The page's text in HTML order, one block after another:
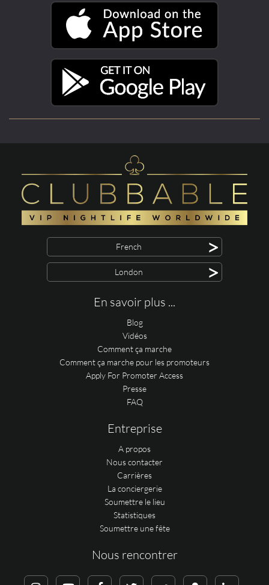
French >
London >
En savoir plus ...
Blog
Vidéos
Comment ça marche
Comment ça marche pour les promoteurs
Apply For Promoter Access
Presse
FAQ
Entreprise
A propos
Nous contacter
Carrières
La conciergerie
Soumettre le lieu
Statistiques
Soumettre une fête
Nous rencontrer